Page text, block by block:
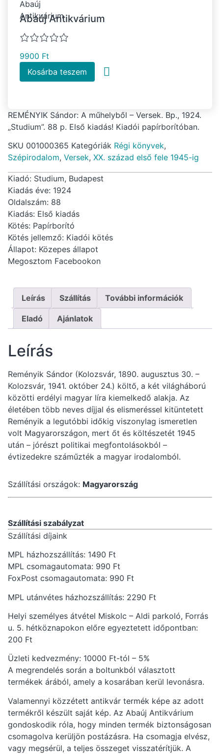
Abaúj Antikvárium
9900 Ft
Kosárba teszem
REMÉNYIK Sándor: A műhelyből – Versek. Bp., 1924.
„Studium”. 88 p. Első kiadás! Kiadói papírborítóban.
SKU 001000365 Kategóriák Régi könyvek,
Szépirodalom, Versek, XX. század első fele 1945-ig
Kiadó: Studium, Budapest
Kiadás éve: 1924
Oldalszám: 88
Kiadás: Első kiadás
Kötés: Papírborító
Kötés jellemző: Kiadói kötés
Állapot: Közepes állapot
Megosztom Facebookon
Leírás Szállítás További információk
Eladó Ajánlatok
Leírás
Reményik Sándor (Kolozsvár, 1890. augusztus 30. –
Kolozsvár, 1941. október 24.) költő, a két világháború
közötti erdélyi magyar líra kiemelkedő alakja. Az
életében több neves díjjal és elismeréssel kitüntetett
Reményik a legutóbbi időkig viszonylag ismeretlen
volt Magyarországon, mert őt és költészetét 1945
után – jórészt politikai megfontolásokból –
évtizedekre száműzték a magyar irodalomból.
Szállítási országok: Magyarország
Szállítási szabályzat
Szállítási díjaink
MPL házhozszállítás: 1490 Ft
MPL csomagautomata: 990 Ft
FoxPost csomagautomata: 990 Ft
MPL utánvétes házhozszállítás: 2290 Ft
Helyi személyes átvétel Miskolc – Aldi parkoló, Forrás
u. 5. hétköznapokon előre egyeztetett időpontban:
200 Ft
Üzleti kedvezmény: 10000 Ft-tól – 5%
A megrendelés során a boltunkból választott
termékek árából, amely a kosarában kerül levonásra.
Valamennyi közzétett antikvár termék képe az adott
termékről készült saját kép. Az Abaúj Antikvárium
gondoskodik róla, hogy minden termék biztonságosan
csomagolva kerüljön postázásra. Ha csomagja elvész,
vagy megsérül, a teljes összeget visszatérítjük. A